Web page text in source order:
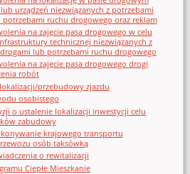
urządzeń niezwiązanych z potrzebami
potrzebami ruchu drogowego oraz reklam
na zajęcie pasa drogowego w celu
technicznej niezwiązanych z
lub potrzebami ruchu drogowego
na zajęcie pasa drogowego drogi
robót
przebudowy zjazdu
osobistego
o ustalenie lokalizacji inwestycji celu
zabudowy
krajowego transportu
osób taksówką
o rewitalizacji
Ciepłe Mieszkanie